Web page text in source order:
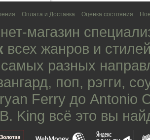
Оплата и Доставка Оценка состояния
магазин
всех жанров и
самых разных
, поп, рэгги,
Ferry до Antonio
King всё это вы